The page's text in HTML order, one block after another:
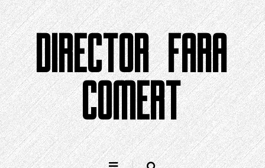
Sari
la
conținut
DIRECTOR FARA
COMERT